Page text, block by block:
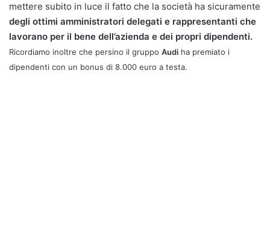
mettere subito in luce il fatto che la società ha sicuramente
degli ottimi amministratori delegati e rappresentanti che
lavorano per il bene dell’azienda e dei propri dipendenti.
Ricordiamo inoltre che persino il gruppo Audi ha premiato i
dipendenti con un bonus di 8.000 euro a testa.